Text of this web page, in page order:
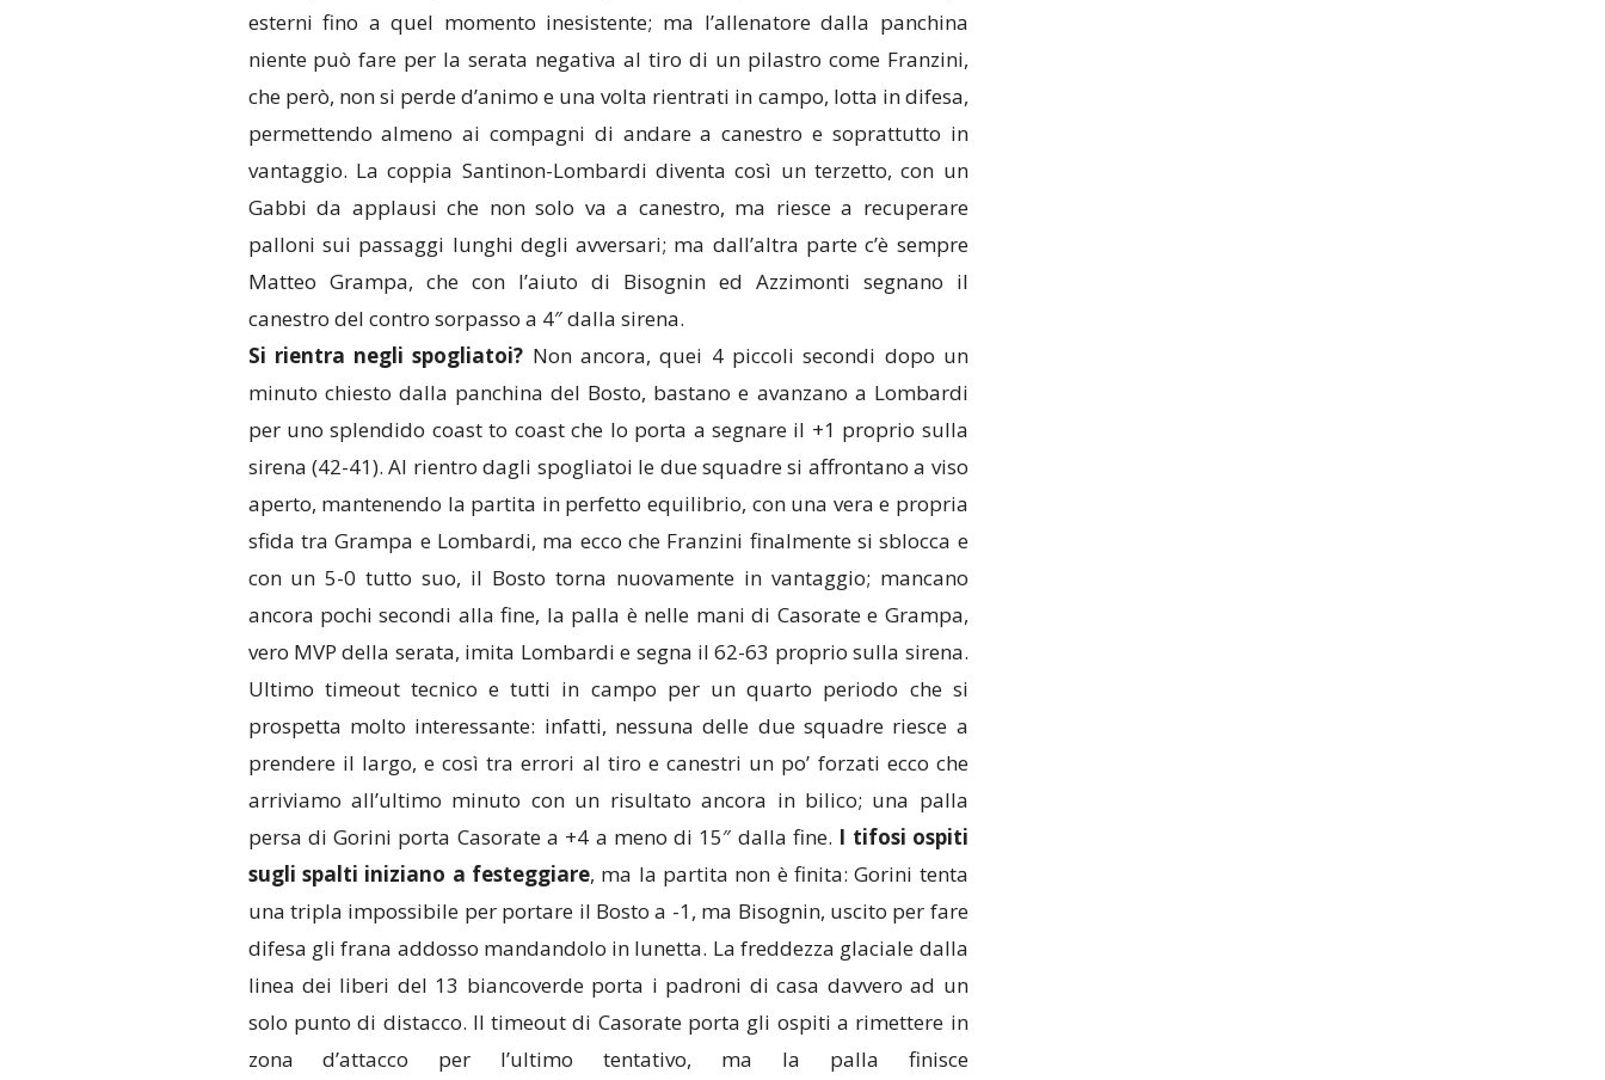
esterni fino a quel momento inesistente; ma l’allenatore dalla panchina
niente può fare per la serata negativa al tiro di un pilastro come Franzini,
che però, non si perde d’animo e una volta rientrati in campo, lotta in difesa,
permettendo almeno ai compagni di andare a canestro e soprattutto in
vantaggio. La coppia Santinon-Lombardi diventa così un terzetto, con un
Gabbi da applausi che non solo va a canestro, ma riesce a recuperare
palloni sui passaggi lunghi degli avversari; ma dall’altra parte c’è sempre
Matteo Grampa, che con l’aiuto di Bisognin ed Azzimonti segnano il
canestro del contro sorpasso a 4″ dalla sirena.
Si rientra negli spogliatoi? Non ancora, quei 4 piccoli secondi dopo un
minuto chiesto dalla panchina del Bosto, bastano e avanzano a Lombardi
per uno splendido coast to coast che lo porta a segnare il +1 proprio sulla
sirena (42-41). Al rientro dagli spogliatoi le due squadre si affrontano a viso
aperto, mantenendo la partita in perfetto equilibrio, con una vera e propria
sfida tra Grampa e Lombardi, ma ecco che Franzini finalmente si sblocca e
con un 5-0 tutto suo, il Bosto torna nuovamente in vantaggio; mancano
ancora pochi secondi alla fine, la palla è nelle mani di Casorate e Grampa,
vero MVP della serata, imita Lombardi e segna il 62-63 proprio sulla sirena.
Ultimo timeout tecnico e tutti in campo per un quarto periodo che si
prospetta molto interessante: infatti, nessuna delle due squadre riesce a
prendere il largo, e così tra errori al tiro e canestri un po’ forzati ecco che
arriviamo all’ultimo minuto con un risultato ancora in bilico; una palla
persa di Gorini porta Casorate a +4 a meno di 15″ dalla fine. I tifosi ospiti
sugli spalti iniziano a festeggiare, ma la partita non è finita: Gorini tenta
una tripla impossibile per portare il Bosto a -1, ma Bisognin, uscito per fare
difesa gli frana addosso mandandolo in lunetta. La freddezza glaciale dalla
linea dei liberi del 13 biancoverde porta i padroni di casa davvero ad un
solo punto di distacco. Il timeout di Casorate porta gli ospiti a rimettere in
zona d’attacco per l’ultimo tentativo, ma la palla finisce